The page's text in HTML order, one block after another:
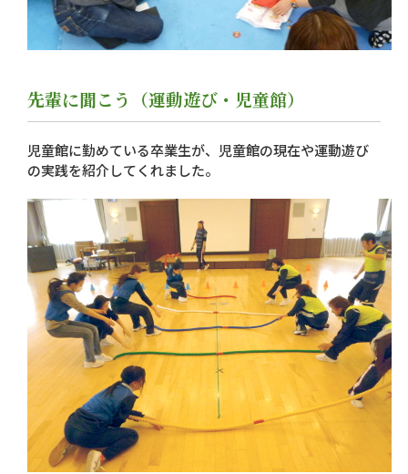
先輩に聞こう（運動遊び・児童館）
児童館に勤めている卒業生が、児童館の現在や運動遊び
の実践を紹介してくれました。